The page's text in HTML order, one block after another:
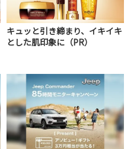
キュッと引き締まり、イキイキ
とした肌印象に（PR）